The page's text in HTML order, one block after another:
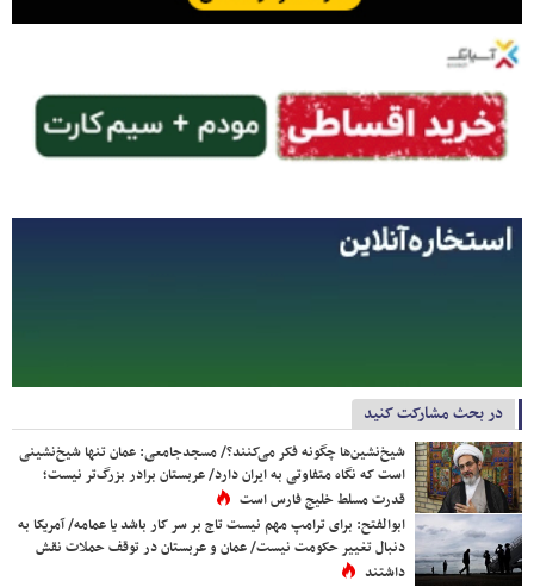
در بحث مشارکت کنید
شیخ‌نشین‌ها چگونه فکر می‌کنند؟/ مسجدجامعی: عمان تنها شیخ‌نشینی
است که نگاه متفاوتی به ایران دارد/ عربستان برادر بزرگ‌تر نیست؛
قدرت مسلط خلیج فارس است
ابوالفتح: برای ترامپ مهم نیست تاج بر سر کار باشد یا عمامه/ آمریکا به
دنبال تغییر حکومت نیست/ عمان و عربستان در توقف حملات نقش
داشتند